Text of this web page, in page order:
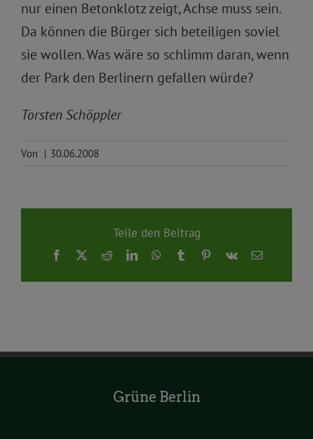
nur einen Betonklotz zeigt, Achse muss sein.
Da können die Bürger sich beteiligen soviel
sie wollen. Was wäre so schlimm daran, wenn
der Park den Berlinern gefallen würde?
Torsten Schöppler
Von | 30.06.2008
Teile den Beitrag
Facebook
X RedditLinkedInWhatsApp
TumblrPinterest
Vk
E-
Grüne Berlin